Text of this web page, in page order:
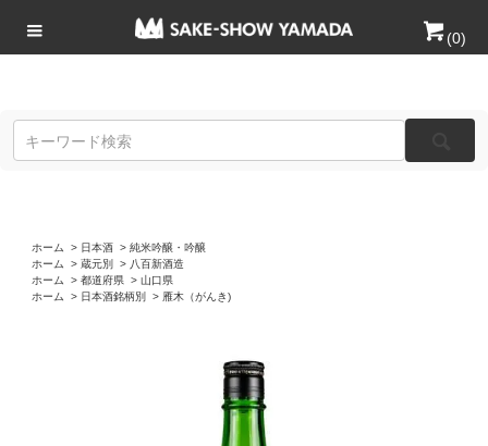
(0)
ホーム > 日本酒 > 純米吟醸・吟醸
ホーム
> 蔵元別 > 八百新酒造
ホーム
> 都道府県 > 山口県
ホーム
> 日本酒銘柄別 > 雁木（がんき)